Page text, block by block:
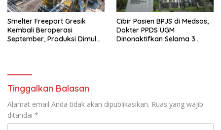
Smelter Freeport Gresik
Kembali Beroperasi
September, Produksi Dimulai
Cibir Pasien BPJS di Medsos,
Dokter PPDS UGM
Dinonaktifkan Selama 3
Tinggalkan Balasan
Alamat email Anda tidak akan dipublikasikan. Ruas yang wajib
ditandai *